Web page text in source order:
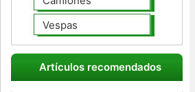
Vespas
Artículos recomendados